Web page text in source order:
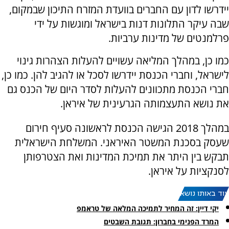
יידרשו לדון עם החברים בוועדת המזרח התיכון שבמקום,
שבה עיקר התלונות דנות בישראל ומוגשות על ידי
פרלמנטים של מדינות ערביות.
כמו כן, במהלך המליאה עשויים להעלות הצהרות גינוי
לישראל, וחברי הכנסת יידרשו לסכל או להגיב להן. כמו כן,
חברי הכנסת מתכוונים להעלות לסדר היום של הכנס גם
את נושא התעצמותה הגרעינית של איראן.
במהלך 2018 הגישה הכנסת לראשונה סעיף חירום
שעסק בסכנת המשטר האיראני. המשלחת הישראלית
תבקש בין היתר את תמיכת המדינות ואת הצטרפותן
לסנקציות על איראן.
עוד באותו נושא:
יקי דיין: זה המחיר לתמיכה המלאה של טראמפ
המרד הפנימי בחברון: תגובת השבטים